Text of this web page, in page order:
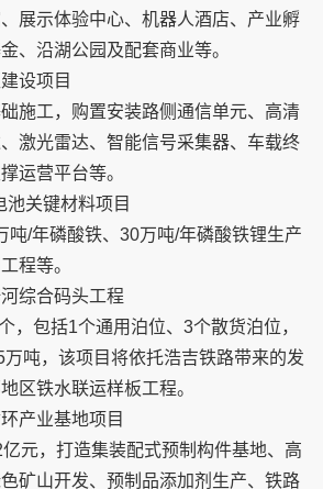
展示体验中心、机器人酒店、产业孵
、沿湖公园及配套商业等。
设项目
施工，购置安装路侧通信单元、高清
激光雷达、智能信号采集器、车载终
运营平台等。
池关键材料项目
吨/年磷酸铁、30万吨/年磷酸铁锂生产
程等。
综合码头工程
，包括1个通用泊位、3个散货泊位，
吨，该项目将依托浩吉铁路带来的发
区铁水联运样板工程。
产业基地项目
元，打造集装配式预制构件基地、高
矿山开发、预制品添加剂生产、铁路